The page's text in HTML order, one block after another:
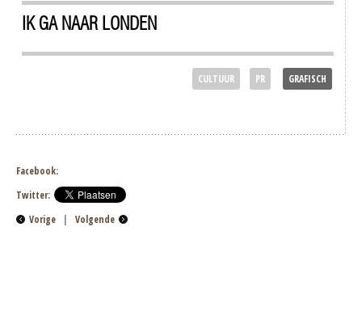
IK GA NAAR LONDEN
CULTUUR PR GRAFISCH
Facebook:
Twitter:
Vorige
| Volgende